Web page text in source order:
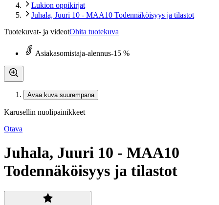
Lukion oppikirjat
Juhala, Juuri 10 - MAA10 Todennäköisyys ja tilastot
Tuotekuvat- ja videotOhita tuotekuva
Asiakasomistaja-alennus-15 %
Avaa kuva suurempana
Karusellin nuolipainikkeet
Otava
Juhala, Juuri 10 - MAA10
Todennäköisyys ja tilastot